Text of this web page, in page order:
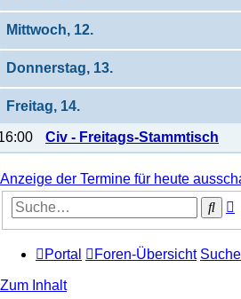
Mittwoch, 12.
Donnerstag, 13.
Freitag, 14.
Civ - Freitags-Stammtisch
Anzeige der Termine für heute
Portal Foren-Übersicht Suche
Zum Inhalt